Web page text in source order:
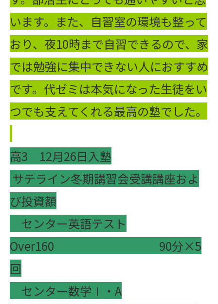
います。また、自習室の環境も整って
おり、夜10時まで自習できるので、家
では勉強に集中できない人におすすめ
です。代ゼミは本気になった生徒をい
つでも支えてくれる最高の塾でした。
高3 12月26日入塾
サテライン冬期講習会受講講座およ
び投資額
センター英語テスト
Over160 90分×5
回
センター数学Ⅰ・A